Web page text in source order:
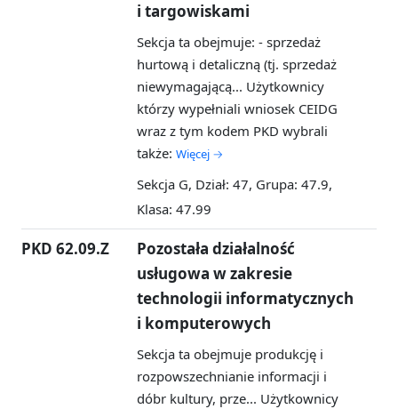
i targowiskami
Sekcja ta obejmuje: - sprzedaż
hurtową i detaliczną (tj. sprzedaż
niewymagającą... Użytkownicy
którzy wypełniali wniosek CEIDG
wraz z tym kodem PKD wybrali
także: Więcej →
Sekcja G, Dział: 47, Grupa: 47.9,
Klasa: 47.99
PKD 62.09.Z
Pozostała działalność
usługowa w zakresie
technologii informatycznych
i komputerowych
Sekcja ta obejmuje produkcję i
rozpowszechnianie informacji i
dóbr kultury, prze... Użytkownicy